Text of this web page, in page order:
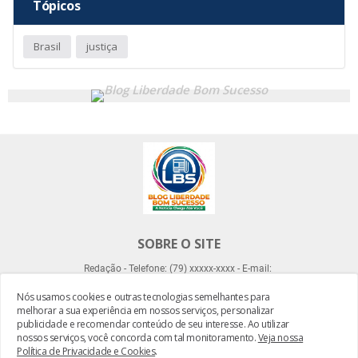
Tópicos
Brasil justiça
SOBRE O SITE
Redação - Telefone: (79) xxxxx-xxxx - E-mail:
Desenvolvido por -
Nós usamos cookies e outras tecnologias semelhantes para
melhorar a sua experiência em nossos serviços, personalizar
publicidade e recomendar conteúdo de seu interesse. Ao utilizar
nossos serviços, você concorda com tal monitoramento.Veja nossa
Política de Privacidade e Cookies.